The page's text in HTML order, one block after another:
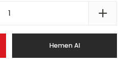
Hemen Al